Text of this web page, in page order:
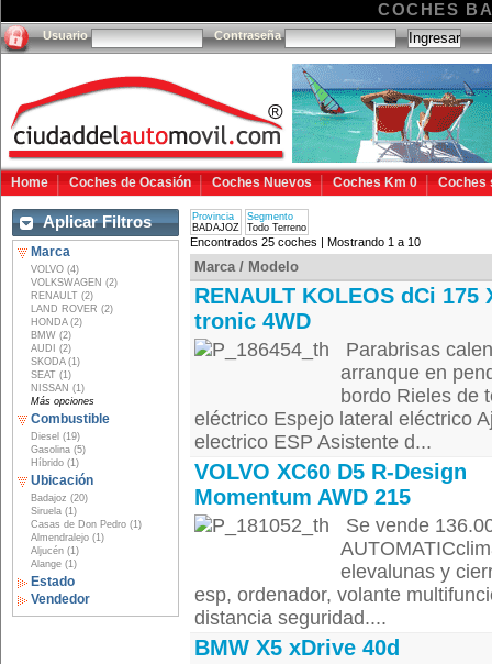
COCHES
Usuario Contraseña
Home Coches de Ocasión Coches Nuevos Coches Km 0 Coches
Aplicar Filtros
Marca
VOLVO (4)
VOLKSWAGEN (2)
RENAULT (2)
LAND ROVER (2)
HONDA (2)
BMW (2)
AUDI (2)
SKODA (1)
SEAT (1)
NISSAN (1)
Más opciones
Combustible
Diesel (19)
Gasolina (5)
Híbrido (1)
Ubicación
Badajoz (20)
Siruela (1)
Casas de Don Pedro (1)
Almendralejo (1)
Aljucén (1)
Alange (1)
Estado
Vendedor
Provincia
BADAJOZ
Segmento
Todo Terreno
Encontrados 25 coches | Mostrando 1 a 10
Marca / Modelo
RENAULT KOLEOS dCi 175
tronic 4WD
Parabrisas
arranque en
bordo Rieles de
eléctrico Espejo lateral eléctrico
electrico ESP Asistente d...
VOLVO XC60 D5 R-Design
Momentum AWD 215
Se vende
elevalunas y
esp, ordenador, volante
distancia seguridad....
BMW X5 xDrive 40d